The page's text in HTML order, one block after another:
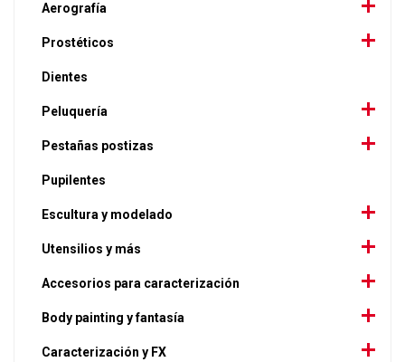
Aerografía
Prostéticos
Dientes
Peluquería
Pestañas postizas
Pupilentes
Escultura y modelado
Utensilios y más
Accesorios para caracterización
Body painting y fantasía
Caracterización y FX